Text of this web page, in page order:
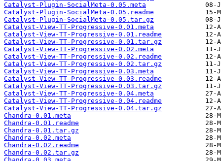
Catalyst-Plugin-SocialMeta-0.05.meta
Catalyst-Plugin-SocialMeta-0.05.readme
Catalyst-Plugin-SocialMeta-0.05.tar.gz
Catalyst-View-TT-Progressive-0.01.meta
Catalyst-View-TT-Progressive-0.01.readme
Catalyst-View-TT-Progressive-0.01.tar.gz
Catalyst-View-TT-Progressive-0.02.meta
Catalyst-View-TT-Progressive-0.02.readme
Catalyst-View-TT-Progressive-0.02.tar.gz
Catalyst-View-TT-Progressive-0.03.meta
Catalyst-View-TT-Progressive-0.03.readme
Catalyst-View-TT-Progressive-0.03.tar.gz
Catalyst-View-TT-Progressive-0.04.meta
Catalyst-View-TT-Progressive-0.04.readme
Catalyst-View-TT-Progressive-0.04.tar.gz
Chandra-0.01.meta
Chandra-0.01.readme
Chandra-0.01.tar.gz
Chandra-0.02.meta
Chandra-0.02.readme
Chandra-0.02.tar.gz